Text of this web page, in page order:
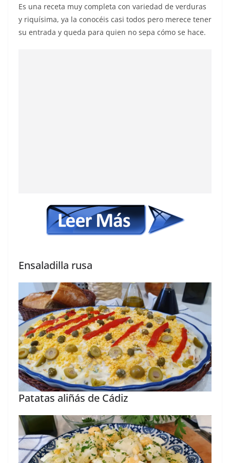
Es una receta muy completa con variedad de verduras
y riquísima, ya la conocéis casi todos pero merece tener
su entrada y queda para quien no sepa cómo se hace.
Ensaladilla rusa
Patatas aliñás de Cádiz